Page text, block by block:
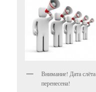
Внимание! Дата слёта
перенесена!